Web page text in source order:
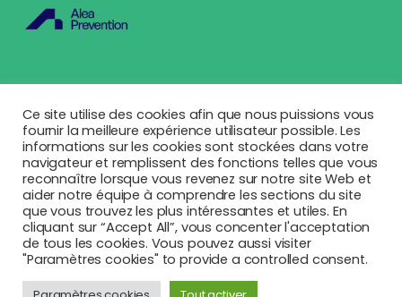
Français
Politique de confidentialité
Politique de cookies
Mentions légales
Ce site utilise des cookies afin que nous puissions vous
fournir la meilleure expérience utilisateur possible. Les
informations sur les cookies sont stockées dans votre
navigateur et remplissent des fonctions telles que vous
reconnaître lorsque vous revenez sur notre site Web et
aider notre équipe à comprendre les sections du site
que vous trouvez les plus intéressantes et utiles. En
cliquant sur “Accept All”, vous concenter l'acceptation
de tous les cookies. Vous pouvez aussi visiter
"Paramètres cookies" to provide a controlled consent.